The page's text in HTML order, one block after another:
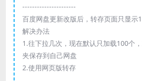
----------------------
百度网盘更新改版后，转存页面只显示
解决办法
1.往下拉几次，现在默认只加载100个
夹保存到自己网盘
2.使用网页版转存